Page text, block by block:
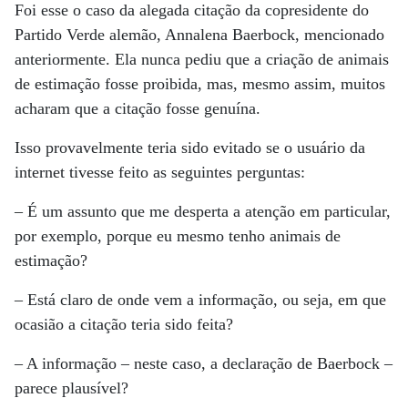
Foi esse o caso da alegada citação da copresidente do
Partido Verde alemão, Annalena Baerbock, mencionado
anteriormente. Ela nunca pediu que a criação de animais
de estimação fosse proibida, mas, mesmo assim, muitos
acharam que a citação fosse genuína.
Isso provavelmente teria sido evitado se o usuário da
internet tivesse feito as seguintes perguntas:
– É um assunto que me desperta a atenção em particular,
por exemplo, porque eu mesmo tenho animais de
estimação?
– Está claro de onde vem a informação, ou seja, em que
ocasião a citação teria sido feita?
– A informação – neste caso, a declaração de Baerbock –
parece plausível?